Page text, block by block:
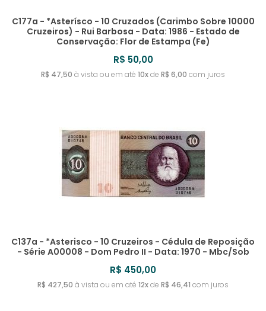
C177a - *Asterísco - 10 Cruzados (Carimbo Sobre 10000
Cruzeiros) - Rui Barbosa - Data: 1986 - Estado de
Conservação: Flor de Estampa (Fe)
R$ 50,00
R$ 47,50 à vista ou em até 10xde R$ 6,00 com juros
C137a - *Asterisco - 10 Cruzeiros - Cédula de Reposição
- Série A00008 - Dom Pedro II - Data: 1970 - Mbc/Sob
R$ 450,00
R$ 427,50 à vista ou em até 12xde R$ 46,41 com juros